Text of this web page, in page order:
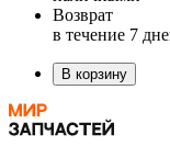
Возврат
в течение 7
В корзину